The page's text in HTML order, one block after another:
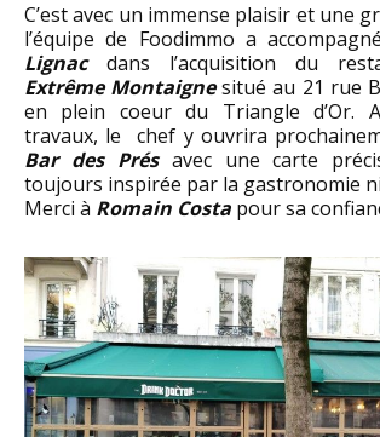
C’est avec un immense plaisir et une
l’équipe de Foodimmo a
Lignac dans l’acquisition du
Extrême Montaignesitué au 21 rue
en plein coeur du Triangle d’Or.
travaux, le chef y ouvrira
Bar des Présavec une carte
toujours inspirée par la gastronomie
Merci à Romain Costa pour sa